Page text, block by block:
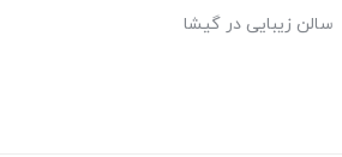
سالن زیبایی در گیشا